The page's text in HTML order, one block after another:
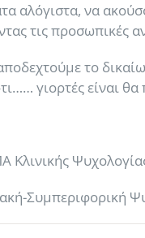
αλόγιστα, να
τις προσωπικές
το
γιορτές είναι
Κλινικής
Συμπεριφορική